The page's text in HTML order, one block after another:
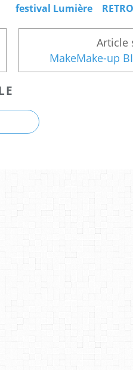
festival Lumière
RETRO
MakeMake-up